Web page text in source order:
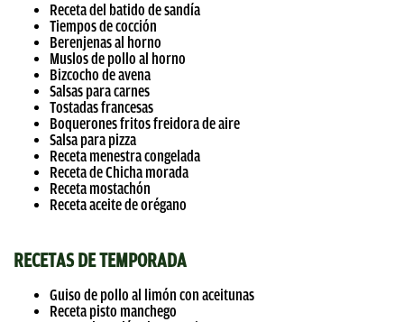
Receta del batido de sandía
Tiempos de cocción
Berenjenas al horno
Muslos de pollo al horno
Bizcocho de avena
Salsas para carnes
Tostadas francesas
Boquerones fritos freidora de aire
Salsa para pizza
Receta menestra congelada
Receta de Chicha morada
Receta mostachón
Receta aceite de orégano
RECETAS DE TEMPORADA
Guiso de pollo al limón con aceitunas
Receta pisto manchego